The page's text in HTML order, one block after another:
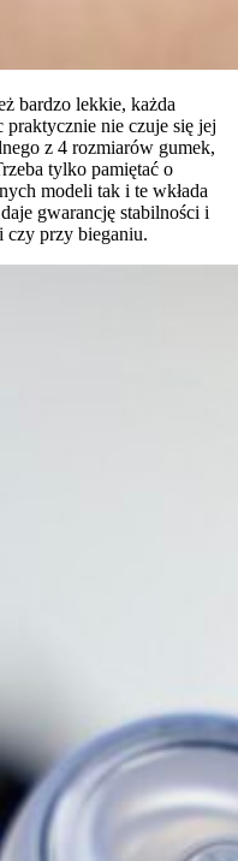
bardzo lekkie, każda
praktycznie nie czuje się jej
z 4 rozmiarów gumek,
tylko pamiętać o
modeli tak i te wkłada
gwarancję stabilności i
czy przy bieganiu.